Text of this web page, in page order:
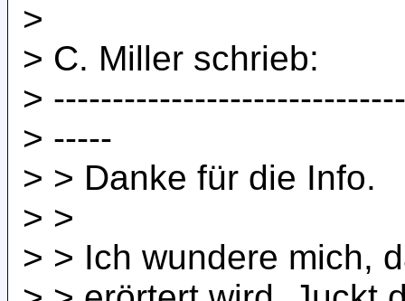
>
> C. Miller schrieb:
>
> -----
> > Danke für die Info.
> >
> > Ich wundere mich,